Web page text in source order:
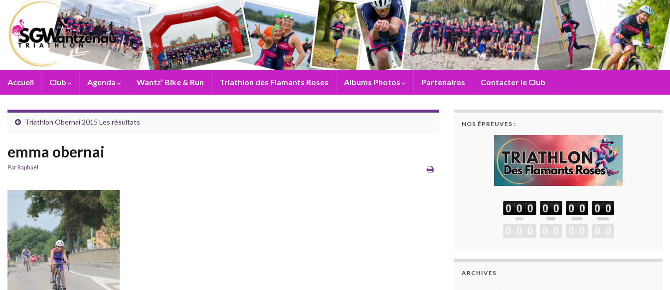
Accueil Club Agenda Wantz’ Bike & Run Triathlon des Flamants Roses Albums Photos Partenaires Contacter le Club
Triathlon Obernai 2015 Les résultats
emma obernai
ParRaphaël
NOS ÉPREUVES :
ARCHIVES